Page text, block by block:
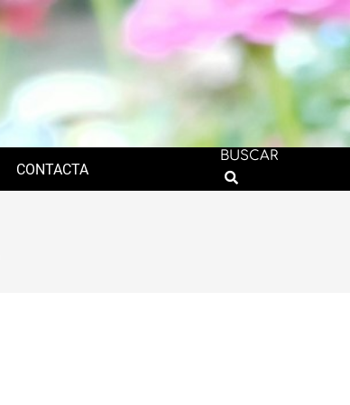
CONTACTA
BUSCAR
Search